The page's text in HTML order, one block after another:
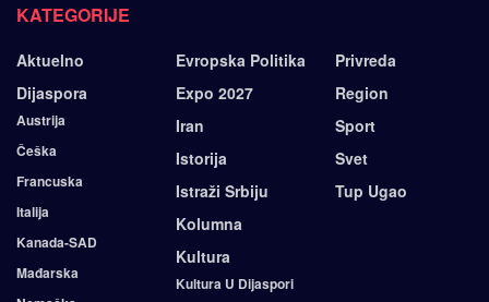
KATEGORIJE
Aktuelno
Dijaspora
Austrija
Češka
Francuska
Italija
Kanada-SAD
Mađarska
Evropska Politika
Expo 2027
Iran
Istorija
Istraži Srbiju
Kolumna
Kultura
Kultura U Dijaspori
Privreda
Region
Sport
Svet
Tup Ugao